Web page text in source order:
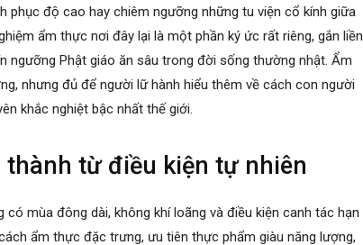
phục độ cao hay chiêm ngưỡng những tu viện cổ kính giữa
ẩm thực nơi đây lại là một phần ký ức rất riêng, gắn liền
ngưỡng Phật giáo ăn sâu trong đời sống thường nhật. Ẩm
nhưng đủ để người lữ hành hiểu thêm về cách con người
khắc nghiệt bậc nhất thế giới.
từ điều kiện tự nhiên
mùa đông dài, không khí loãng và điều kiện canh tác hạn
ẩm thực đặc trưng, ưu tiên thực phẩm giàu năng lượng,